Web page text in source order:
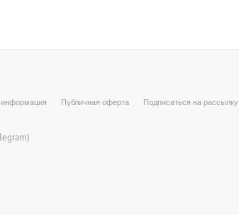
информация Публичная оферта Подписаться на рассылку